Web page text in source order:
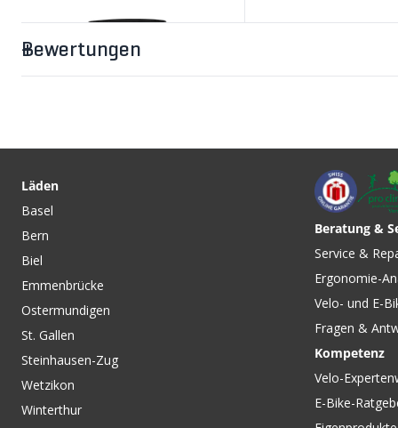
Sporttextilien / 300ML von
ARICO Herren-
Schwarz von
CHF 119.00
BASIC Herren-3/4-
Bundhose Black von
LÖFFLER
CHF 109.00
SWIFTRIDE Herren-
Trägerhose Black
Bewertungen
Läden
Basel
Bern
Biel
Emmenbrücke
Ostermundigen
St. Gallen
Steinhausen-Zug
Wetzikon
Winterthur
Beratung &
Service &
Ergonomie-
Velo- und E-
Fragen &
Kompetenz
Velo-
E-Bike-